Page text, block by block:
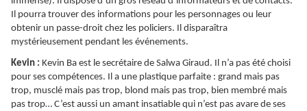
Il pourra trouver des informations pour les personnages ou leur
obtenir un passe-droit chez les policiers. Il disparaîtra
mystérieusement pendant les événements.
Kevin : Kevin Ba est le secrétaire de Salwa Giraud. Il n’a pas été choisi
pour ses compétences. Il a une plastique parfaite : grand mais pas
trop, musclé mais pas trop, blond mais pas trop, bien membré mais
pas trop… C’est aussi un amant insatiable qui n’est pas avare de ses